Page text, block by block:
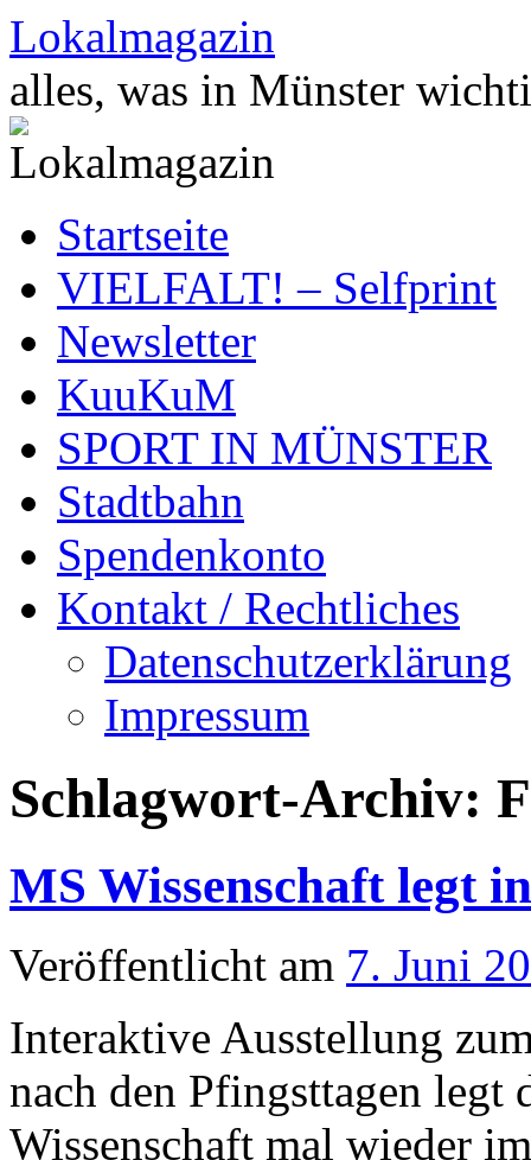
Zum
Inhalt
springen
Lokalmagazin
alles, was in Münster
Startseite
VIELFALT! – Selfprint
Newsletter
KuuKuM
SPORT IN MÜNSTER
Stadtbahn
Spendenkonto
Kontakt / Rechtliches
Datenschutzerklärung
Impressum
Schlagwort-Archiv:
MS Wissenschaft legt
Veröffentlicht am 7. Juni
Interaktive Ausstellung
nach den Pfingsttagen legt
Wissenschaft mal wieder